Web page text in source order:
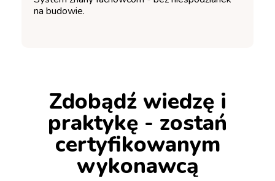
na budowie.
Zdobądź wiedzę i
praktykę - zostań
certyfikowanym
wykonawcą